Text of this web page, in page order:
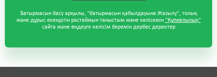
Батырмасын басу арқылы, "батырмасын қабылдауына Жазылу", толық
және дұрыс екендігін растаймын таныстым және келісемін "Құпиялылық"
сайта және өңдеуге келісім беремін дербес деректер